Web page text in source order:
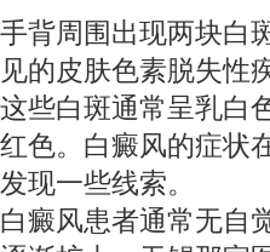
手背周围出现两块白
见的皮肤色素脱失性
这些白斑通常呈乳白
红色。白癜风的症状
发现一些线索。
白癜风患者通常无自